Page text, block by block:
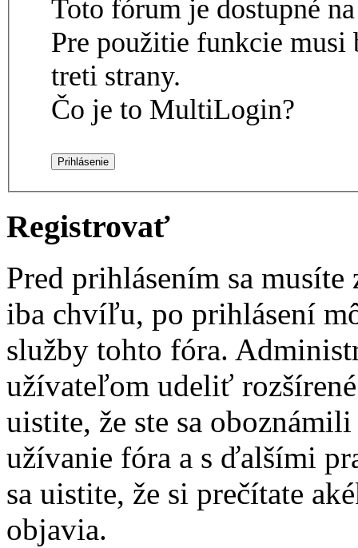
Toto fórum je dostupné
Pre použitie funkcie
treti strany.
Čo je to MultiLogin?
Registrovať
Pred prihlásením sa
iba chvíľu, po prihlásení
služby tohto fóra.
užívateľom udeliť
uistite, že ste sa
užívanie fóra a s ďalšími
sa uistite, že si prečítate
objavia.